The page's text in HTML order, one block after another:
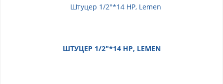
ШТУЦЕР 1/2"*14 НР, LEMEN